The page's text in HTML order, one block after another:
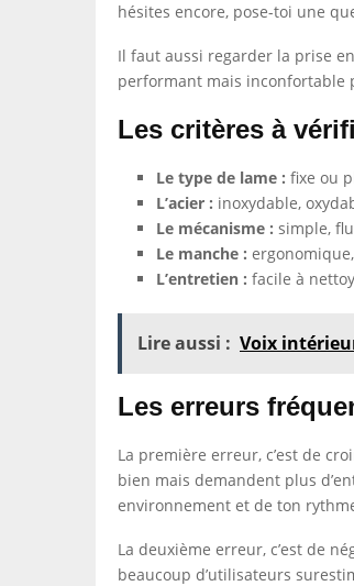
hésites encore, pose-toi une
Il faut aussi regarder la prise
performant mais inconfortable
Les critères à
Le type de lame : fixe ou
L’acier : inoxydable,
Le mécanisme : simple,
Le manche :
L’entretien : facile à
Lire aussi : Voix
Les erreurs
La première erreur, c’est de
bien mais demandent plus
environnement et de ton
La deuxième erreur, c’est de
beaucoup d’utilisateurs